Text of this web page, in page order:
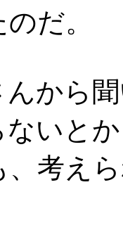
だ。
から聞
ないと
考え